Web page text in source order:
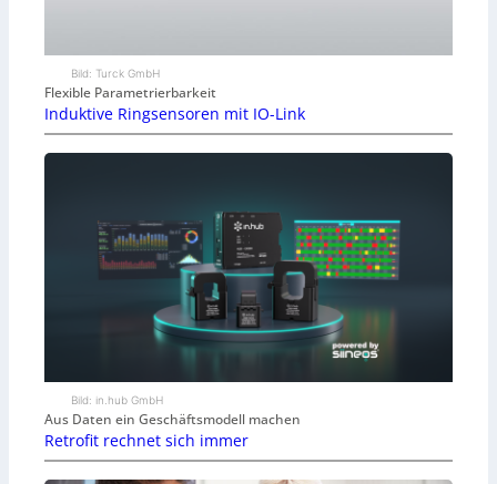
Bild: Turck GmbH
Flexible Parametrierbarkeit
Induktive Ringsensoren mit IO-Link
Bild: in.hub GmbH
Aus Daten ein Geschäftsmodell machen
Retrofit rechnet sich immer